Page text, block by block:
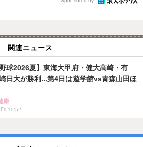
関連ニュース
野球2026夏】東海大甲府・健大高崎・有
日大が勝利...第4日は遊学館vs青森山田ほ
康
15:52